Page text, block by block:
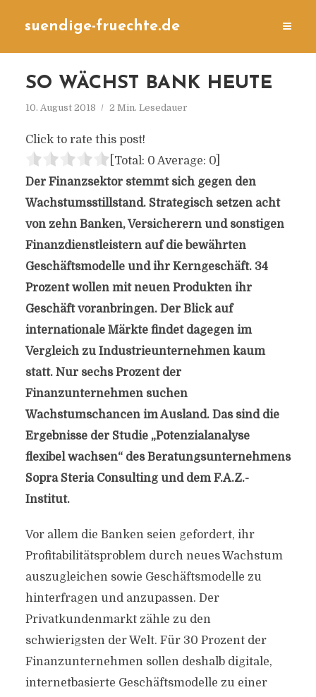
suendige-fruechte.de
SO WÄCHST BANK HEUTE
10. August 2018 2 Min. Lesedauer
Click to rate this post!
[Total: 0 Average: 0]
Der Finanzsektor stemmt sich gegen den
Wachstumsstillstand. Strategisch setzen acht
von zehn Banken, Versicherern und sonstigen
Finanzdienstleistern auf die bewährten
Geschäftsmodelle und ihr Kerngeschäft. 34
Prozent wollen mit neuen Produkten ihr
Geschäft voranbringen. Der Blick auf
internationale Märkte findet dagegen im
Vergleich zu Industrieunternehmen kaum
statt. Nur sechs Prozent der
Finanzunternehmen suchen
Wachstumschancen im Ausland. Das sind die
Ergebnisse der Studie „Potenzialanalyse
flexibel wachsen“ des Beratungsunternehmens
Sopra Steria Consulting und dem F.A.Z.-
Institut.
Vor allem die Banken seien gefordert, ihr
Profitabilitätsproblem durch neues Wachstum
auszugleichen sowie Geschäftsmodelle zu
hinterfragen und anzupassen. Der
Privatkundenmarkt zähle zu den
schwierigsten der Welt. Für 30 Prozent der
Finanzunternehmen sollen deshalb digitale,
internetbasierte Geschäftsmodelle zu einer